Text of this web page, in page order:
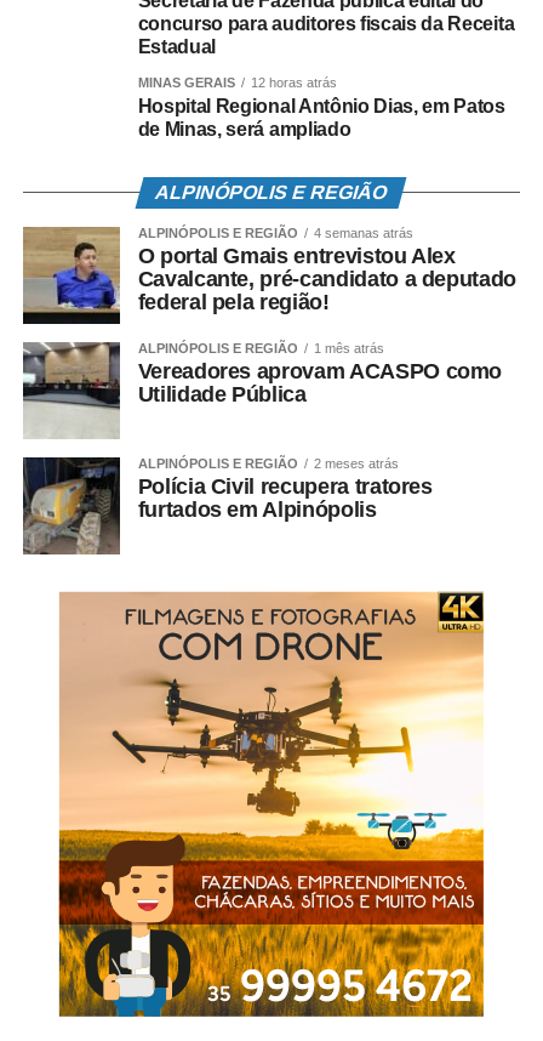
combate à violência contra a mulher.
Leia Também: Estado abre consulta para debater
implementação da Lei de Governo Digital
Ele salientou o trabalho de conciliação do Tribunal para a
desempenhado após o rompimento da barragem de
e de repercussão mundial, no valor de quase R$38
bilhões, celebrado entre a mineradora Vale, o estado de
Minas e as instituições públicas, um entendimento que
encerrou uma batalha jurídica que poderia se estender
por mais de duas décadas”, disse, citando ainda o
programa Destrava Minas, responsável por desemperrar
entraves jurídicos, por meio de um comitê
interinstitucional, com aAdvocacia Geral do Estado
(AGE)representando oGoverno de Minas Gerais
pela Universidade Federal de Minas Gerais (UFMG). Ele
já havia ocupado cargos na Diretoria da Associação dos
Advogados de Minas Gerais,foi diretor jurídico do Banco
de Crédito Real, consultor jurídico do Instituto Mineiro de
Assistência aos Municípios (Imam) e também atuou no
Tribunal Regional Eleitoral (TRE-MG).
O novo encarregado pela direção do colegiado de
magistrados enfatizou o papel do Judiciário na proteção
de uma sociedade livre, justa, fraterna e solidária,
obedecendo preceitos da Constituição Federal de 1988,
e reverberou a importância de manutenção do diálogo
entre instituições. “Manteremos uma relação harmoniosa
e o equilíbrio entre os Poderes, seguiremos em defesa de
garantias e independência e autonomia do Judiciário,
concurso para auditores fiscais da Receita
Estadual
MINAS GERAIS 12 horas atrás
Hospital Regional Antônio Dias, em Patos
de Minas, será ampliado
ALPINÓPOLIS E REGIÃO
ALPINÓPOLIS E REGIÃO 4 semanas atrás
O portal Gmais entrevistou Alex
Cavalcante, pré-candidato a deputado
federal pela região!
ALPINÓPOLIS E REGIÃO 1 mês atrás
Vereadores aprovam ACASPO como
Utilidade Pública
ALPINÓPOLIS E REGIÃO 2 meses atrás
Polícia Civil recupera tratores
furtados em Alpinópolis